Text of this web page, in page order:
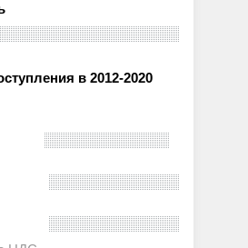
в 2012-2020